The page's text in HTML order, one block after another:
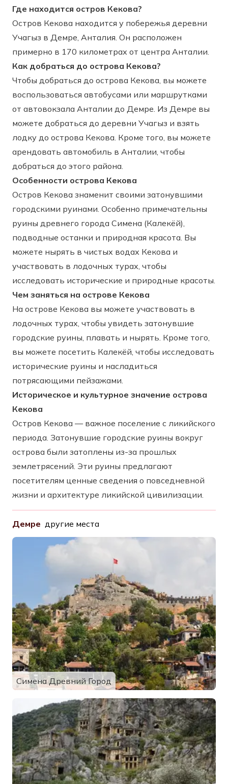
Где находится остров Кекова?
Остров Кекова находится у побережья деревни
Учагыз в Демре, Анталия. Он расположен
примерно в 170 километрах от центра Анталии.
Как добраться до острова Кекова?
Чтобы добраться до острова Кекова, вы можете
воспользоваться автобусами или маршрутками
от автовокзала Анталии до Демре. Из Демре вы
можете добраться до деревни Учагыз и взять
лодку до острова Кекова. Кроме того, вы можете
арендовать автомобиль в Анталии, чтобы
добраться до этого района.
Особенности острова Кекова
Остров Кекова знаменит своими затонувшими
городскими руинами. Особенно примечательны
руины древнего города Симена (Калекёй),
подводные останки и природная красота. Вы
можете нырять в чистых водах Кекова и
участвовать в лодочных турах, чтобы
исследовать исторические и природные красоты.
Чем заняться на острове Кекова
На острове Кекова вы можете участвовать в
лодочных турах, чтобы увидеть затонувшие
городские руины, плавать и нырять. Кроме того,
вы можете посетить Калекёй, чтобы исследовать
исторические руины и насладиться
потрясающими пейзажами.
Историческое и культурное значение острова
Кекова
Остров Кекова — важное поселение с ликийского
периода. Затонувшие городские руины вокруг
острова были затоплены из-за прошлых
землетрясений. Эти руины предлагают
посетителям ценные сведения о повседневной
жизни и архитектуре ликийской цивилизации.
Демре другие места
Симена Древний Город